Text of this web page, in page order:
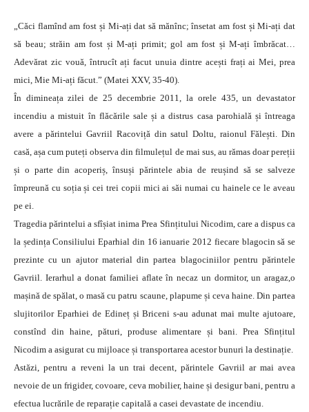
„Căci flamînd am fost și Mi-ați dat să mănînc; însetat am fost și Mi-ați dat
să beau; străin am fost și M-ați primit; gol am fost și M-ați îmbrăcat…
Adevărat zic vouă, întrucît ați facut unuia dintre acești frați ai Mei, prea
mici, Mie Mi-ați făcut.” (Matei XXV, 35-40).
În dimineața zilei de 25 decembrie 2011, la orele 435, un devastator
incendiu a mistuit în flăcările sale și a distrus casa parohială și întreaga
avere a părintelui Gavriil Racoviță din satul Doltu, raionul Fălești. Din
casă, așa cum puteți observa din filmulețul de mai sus, au rămas doar pereții
și o parte din acoperiș, însuși părintele abia de reușind să se salveze
împreună cu soția și cei trei copii mici ai săi numai cu hainele ce le aveau
pe ei.
Tragedia părintelui a sfîșiat inima Prea Sfințitului Nicodim, care a dispus ca
la ședința Consiliului Eparhial din 16 ianuarie 2012 fiecare blagocin să se
prezinte cu un ajutor material din partea blagociniilor pentru părintele
Gavriil. Ierarhul a donat familiei aflate în necaz un dormitor, un aragaz,o
mașină de spălat, o masă cu patru scaune, plapume și ceva haine. Din partea
slujitorilor Eparhiei de Edineț și Briceni s-au adunat mai multe ajutoare,
constînd din haine, pături, produse alimentare și bani. Prea Sfințitul
Nicodim a asigurat cu mijloace și transportarea acestor bunuri la destinație.
Astăzi, pentru a reveni la un trai decent, părintele Gavriil ar mai avea
nevoie de un frigider, covoare, ceva mobilier, haine și desigur bani, pentru a
efectua lucrările de reparație capitală a casei devastate de incendiu.